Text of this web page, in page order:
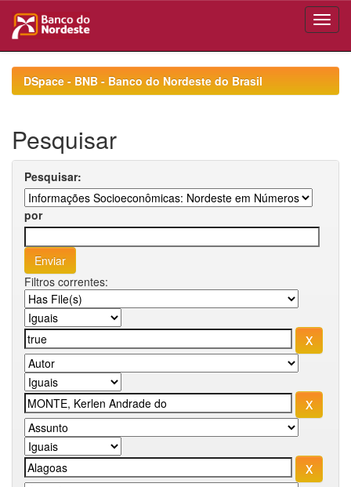
navigationDSpace - BNB - Banco do Nordeste do Brasil
Pesquisar
Pesquisar:
por
Filtros correntes: